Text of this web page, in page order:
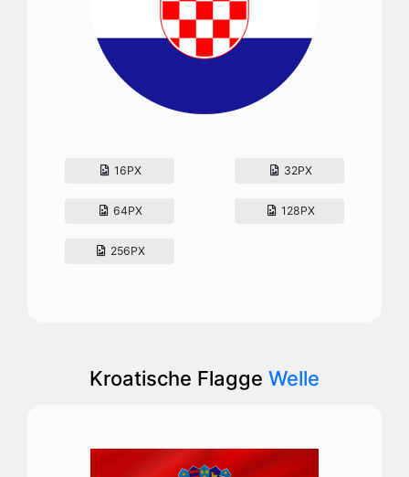
16PX 32PX
64PX 128PX
256PX
Kroatische Flagge Welle